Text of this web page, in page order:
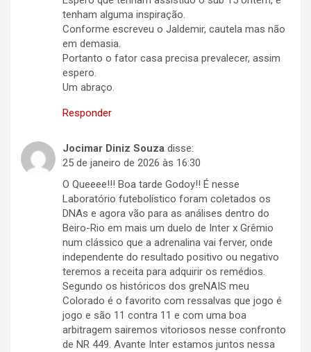
tenham alguma inspiração.
Conforme escreveu o Jaldemir, cautela mas não
em demasia.
Portanto o fator casa precisa prevalecer, assim
espero.
Um abraço.
Responder
Jocimar Diniz Souza disse:
25 de janeiro de 2026 às 16:30
O Queeee!!! Boa tarde Godoy!! É nesse
Laboratório futebolístico foram coletados os
DNAs e agora vão para as análises dentro do
Beiro-Rio em mais um duelo de Inter x Grêmio
num clássico que a adrenalina vai ferver, onde
independente do resultado positivo ou negativo
teremos a receita para adquirir os remédios.
Segundo os históricos dos greNAIS meu
Colorado é o favorito com ressalvas que jogo é
jogo e são 11 contra 11 e com uma boa
arbitragem sairemos vitoriosos nesse confronto
de NR 449. Avante Inter estamos juntos nessa